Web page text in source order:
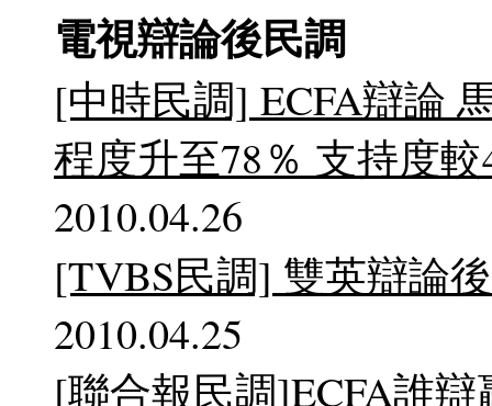
電視辯論後民調
[中時民調] ECFA辯論
程度升至78％ 支持度
2010.04.26
[TVBS民調] 雙英辯論
2010.04.25
[聯合報民調]ECFA誰辯